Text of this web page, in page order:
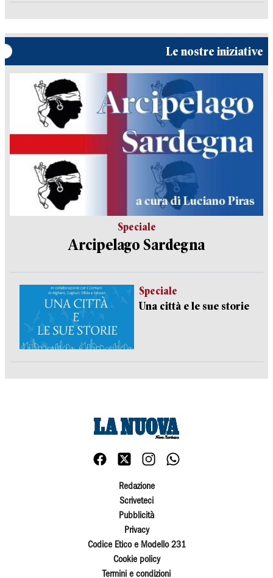
Le nostre iniziative
Speciale
Arcipelago Sardegna
Speciale
Una città e le sue storie
Redazione
Scriveteci
Pubblicità
Privacy
Codice Etico e Modello 231
Cookie policy
Termini e condizioni